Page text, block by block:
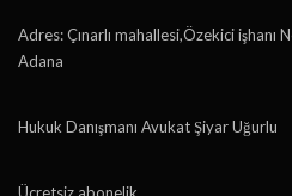
Adres: Çınarlı mahallesi,Özekici
Adana
Hukuk Danışmanı Avukat Şiyar Uğurlu